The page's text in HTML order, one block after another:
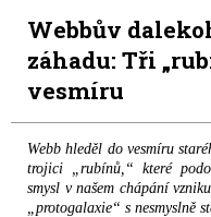
Webbův
záhadu: Tři
vesmíru
Webb hleděl do vesmíru
trojici „rubínů,“ které
smysl v našem chápání
„protogalaxie“ s nesmyslně